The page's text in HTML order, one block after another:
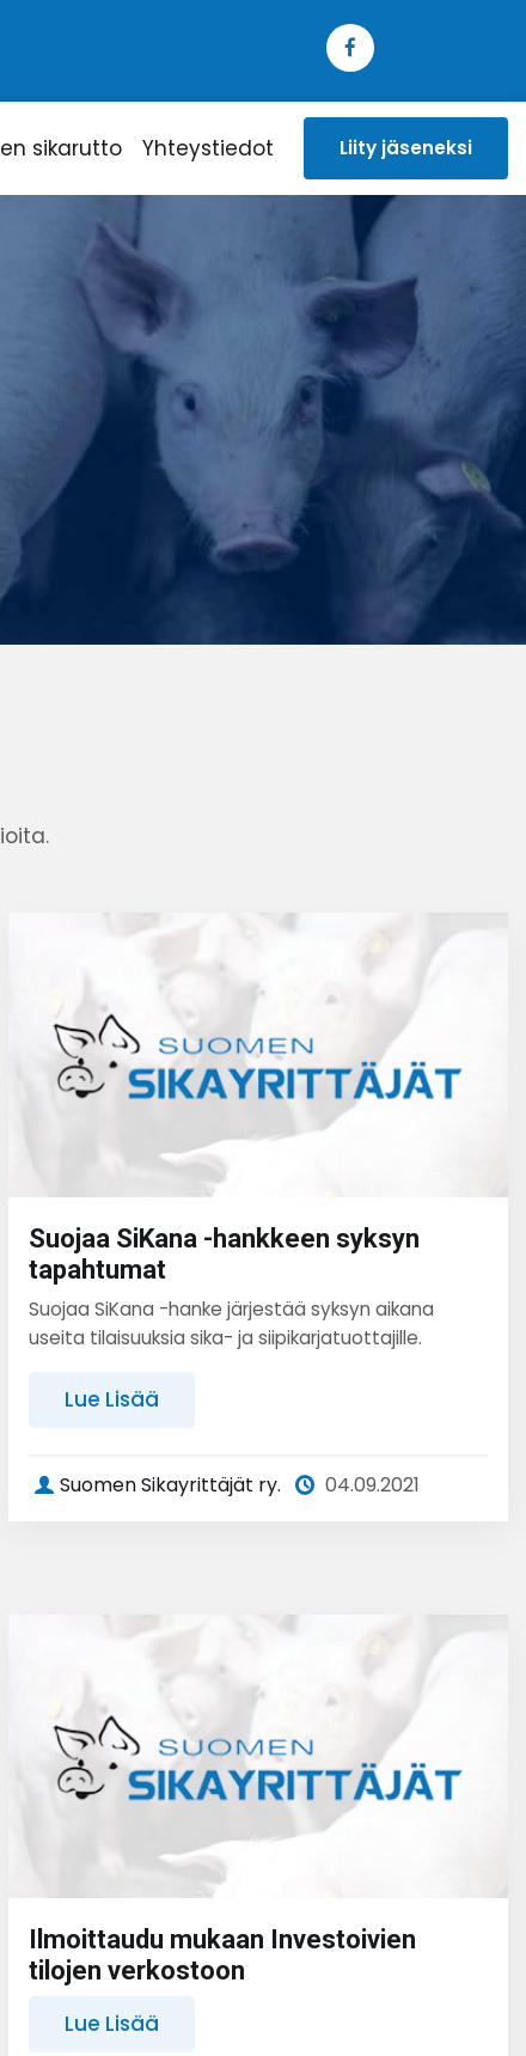
sikarutto Yhteystiedot Liity jäseneksi
Suojaa SiKana -hankkeen syksyn
tapahtumat
Suojaa SiKana -hanke järjestää syksyn aikana
useita tilaisuuksia sika- ja siipikarjatuottajille.
Lue Lisää
Suomen Sikayrittäjät ry. 04.09.2021
Ilmoittaudu mukaan Investoivien
tilojen verkostoon
Lue Lisää